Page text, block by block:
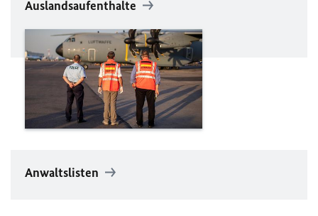
Auslandsaufenthalte
Anwaltslisten